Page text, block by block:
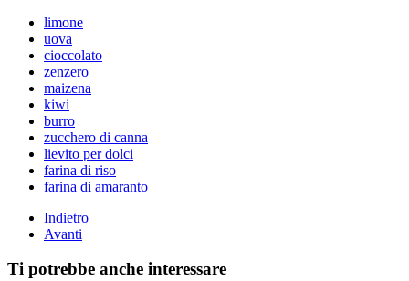
limone
uova
cioccolato
zenzero
maizena
kiwi
burro
zucchero di canna
lievito per dolci
farina di riso
farina di amaranto
Indietro
Avanti
Ti potrebbe anche interessare